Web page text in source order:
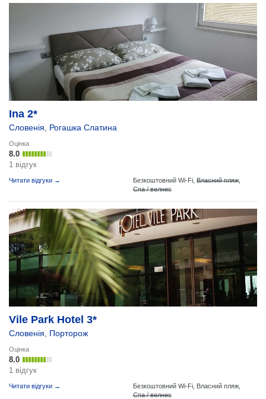
Ina 2*
Словенія Рогашка Слатина
Оцінка
8.0
1 відгук
Читати відгуки → Безкоштовний Wi-Fi, Власний пляж
Спа / велнес
Vile Park Hotel 3*
Словенія Порторож
Оцінка
8.0
1 відгук
Читати відгуки → Безкоштовний Wi-Fi, Власний пляж,
Спа / велнес